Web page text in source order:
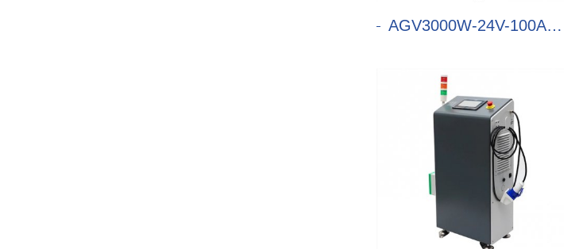
AGV3000W-24V-100A充电机